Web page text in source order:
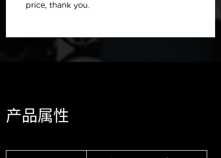
price, thank you.
产品属性